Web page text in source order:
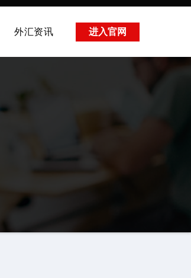
外汇资讯 进入官网